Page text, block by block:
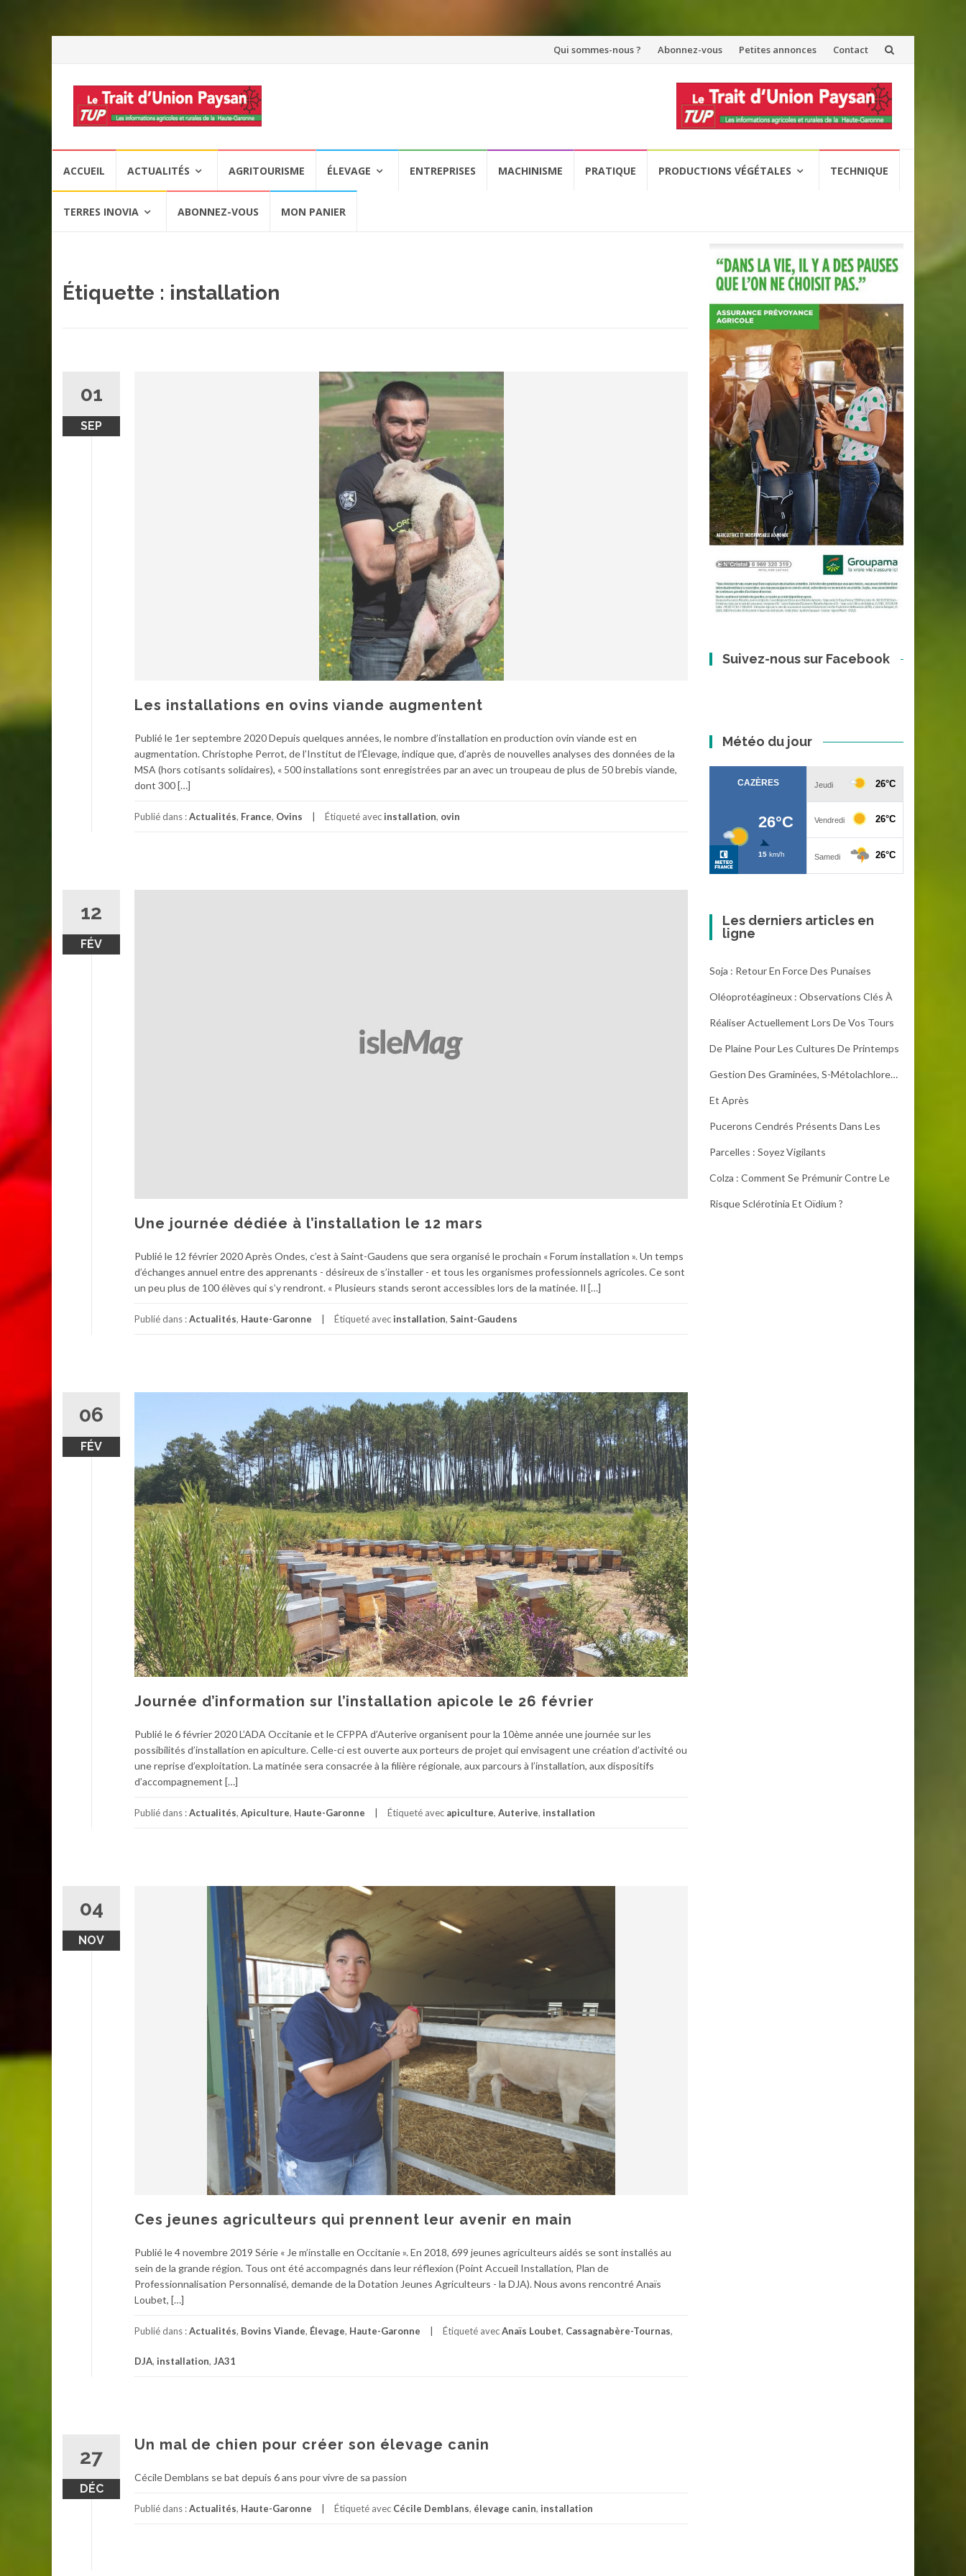
Aller
Qui sommes-nous ? Abonnez-vous Petites annonces Contact
contenu
ACCUEIL ACTUALITÉS AGRITOURISME ÉLEVAGE ENTREPRISES MACHINISME PRATIQUE PRODUCTIONS VÉGÉTALES TECHNIQUE
TERRES INOVIA ABONNEZ-VOUS MON PANIER
Étiquette : installation
01
SEP
Les installations en ovins viande augmentent
Publié le 1er septembre 2020 Depuis quelques années, le nombre d’installation en production ovin viande est en
augmentation. Christophe Perrot, de l’Institut de l’Élevage, indique que, d’après de nouvelles analyses des données de la
MSA (hors cotisants solidaires), « 500 installations sont enregistrées par an avec un troupeau de plus de 50 brebis viande,
dont 300 […]
Publié dans :Actualités, France, Ovins Étiqueté avec installation, ovin
12
FÉV
Une journée dédiée à l’installation le 12 mars
Publié le 12 février 2020 Après Ondes, c’est à Saint-Gaudens que sera organisé le prochain « Forum installation ». Un temps
d’échanges annuel entre des apprenants - désireux de s’installer - et tous les organismes professionnels agricoles. Ce sont
un peu plus de 100 élèves qui s’y rendront. « Plusieurs stands seront accessibles lors de la matinée. Il […]
Publié dans :Actualités, Haute-Garonne Étiqueté avec installation, Saint-Gaudens
06
FÉV
Journée d’information sur l’installation apicole le 26 février
Publié le 6 février 2020 L’ADA Occitanie et le CFPPA d’Auterive organisent pour la 10ème année une journée sur les
possibilités d’installation en apiculture. Celle-ci est ouverte aux porteurs de projet qui envisagent une création d’activité ou
une reprise d’exploitation. La matinée sera consacrée à la filière régionale, aux parcours à l’installation, aux dispositifs
d’accompagnement […]
Publié dans :Actualités, Apiculture, Haute-Garonne Étiqueté avec apiculture, Auterive, installation
04
NOV
Ces jeunes agriculteurs qui prennent leur avenir en main
Publié le 4 novembre 2019 Série « Je m’installe en Occitanie ». En 2018, 699 jeunes agriculteurs aidés se sont installés au
sein de la grande région. Tous ont été accompagnés dans leur réflexion (Point Accueil Installation, Plan de
Professionnalisation Personnalisé, demande de la Dotation Jeunes Agriculteurs - la DJA). Nous avons rencontré Anaïs
Loubet, […]
Publié dans :Actualités, Bovins Viande, Élevage, Haute-Garonne Étiqueté avecAnaïs Loubet, Cassagnabère-Tournas,
DJA, installation, JA31
27
DÉC
Un mal de chien pour créer son élevage canin
Cécile Demblans se bat depuis 6 ans pour vivre de sa passion
Publié dans :Actualités, Haute-Garonne Étiqueté avec Cécile Demblans, élevage canin, installation
Suivez-nous sur Facebook
Météo du jour
Les derniers articles en
ligne
Soja : Retour En Force Des Punaises
Oléoprotéagineux : Observations Clés À
Réaliser Actuellement Lors De Vos Tours
De Plaine Pour Les Cultures De Printemps
Gestion Des Graminées, S-Métolachlore…
Et Après
Pucerons Cendrés Présents Dans Les
Parcelles : Soyez Vigilants
Colza : Comment Se Prémunir Contre Le
Risque Sclérotinia Et Oïdium ?